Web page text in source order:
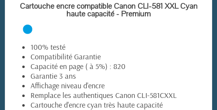
EN STOCK
Cartouche encre compatible Canon CLI-581 XXL Cyan
haute capacité - Premium
100% testé
Compatibilité Garantie
Capacité en page ( à 5%) : 820
Garantie 3 ans
Affichage niveau d'encre
Remplace les authentiques Canon CLI-581CXXL
Cartouche d'encre cyan très haute capacité